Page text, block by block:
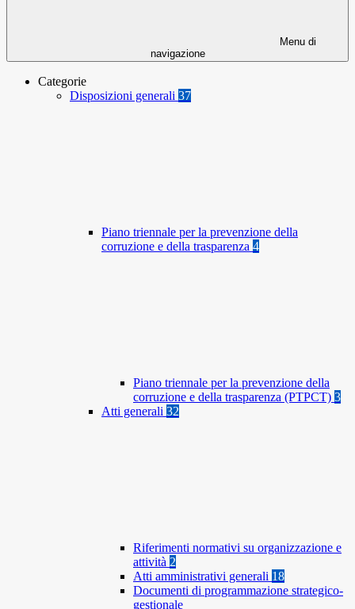
Menu di
navigazione
Categorie
Disposizioni generali 37
Piano triennale per la prevenzione della
corruzione e della trasparenza 4
Piano triennale per la prevenzione della
corruzione e della trasparenza (PTPCT) 3
Atti generali 32
Riferimenti normativi su organizzazione e
attività 2
Atti amministrativi generali 18
Documenti di programmazione strategico-
gestionale